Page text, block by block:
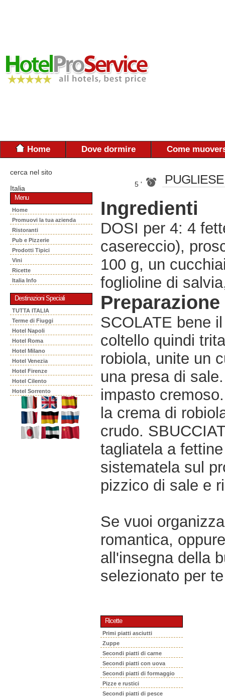
Home Dove dormire Come
cerca nel sito
Italia
Menu
Home
Promuovi la tua azienda
Ristoranti
Pub e Pizzerie
Prodotti Tipici
Vini
Ricette
Italia Info
Destinazioni Speciali
TUTTA ITALIA
Terme di Fiuggi
Hotel Napoli
Hotel Roma
Hotel Milano
Hotel Venezia
Hotel Firenze
Hotel Cilento
Hotel Sorrento
5 '
Ingredienti
DOSI per 4: 4
casereccio),
100 g, un
foglioline di
Preparazione
SCOLATE bene
coltello quindi
robiola, unite un
una presa di
impasto
la crema di
crudo.
tagliatela a
sistematela sul
pizzico di sale e
Se vuoi
romantica,
all'insegna della
selezionato per
Ricette
Primi piatti asciutti
Zuppe
Secondi piatti di carne
Secondi piatti con uova
Secondi piatti di formaggio
Pizze e rustici
Secondi piatti di pesce